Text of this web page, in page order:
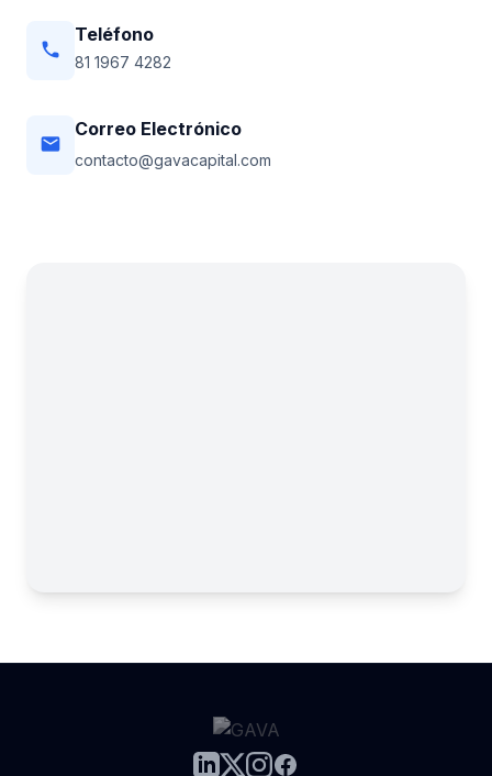
phone
Teléfono
81 1967 4282
email
Correo Electrónico
contacto@gavacapital.com